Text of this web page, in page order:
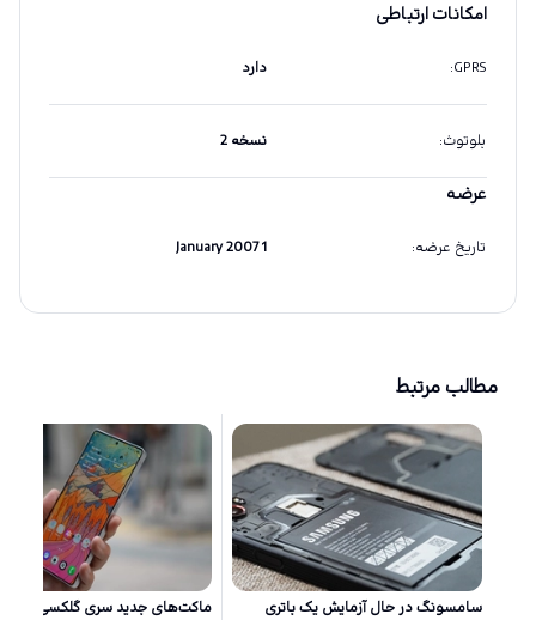
امکانات ارتباطی
GPRS
: دارد
بلوتوث: نسخه 2
عرضه
تاریخ عرضه:
1 January 2007
مطالب مرتبط
سامسونگ در حال آزمایش یک باتری